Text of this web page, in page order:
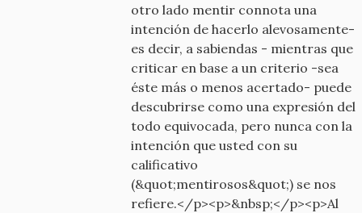
otro lado mentir connota una
intención de hacerlo alevosamente-
es decir, a sabiendas - mientras que
criticar en base a un criterio -sea
éste más o menos acertado- puede
descubrirse como una expresión del
todo equivocada, pero nunca con la
intención que usted con su
calificativo
(&quot;mentirosos&quot;) se nos
refiere.</p><p>&nbsp;</p><p>Al